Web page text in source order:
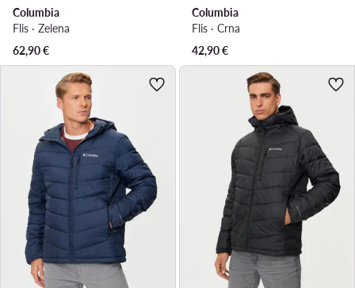
Columbia
Flis · Zelena
62,90€
Columbia
Flis · Crna
42,90€